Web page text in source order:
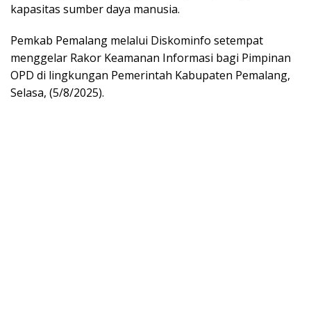
kapasitas sumber daya manusia.
Pemkab Pemalang melalui Diskominfo setempat
menggelar Rakor Keamanan Informasi bagi Pimpinan
OPD di lingkungan Pemerintah Kabupaten Pemalang,
Selasa, (5/8/2025).